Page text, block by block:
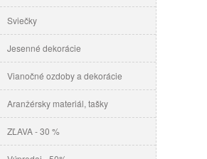
Sviečky
Jesenné dekorácie
Vianočné ozdoby a dekorácie
Aranžérsky materiál, tašky
ZĽAVA - 30 %